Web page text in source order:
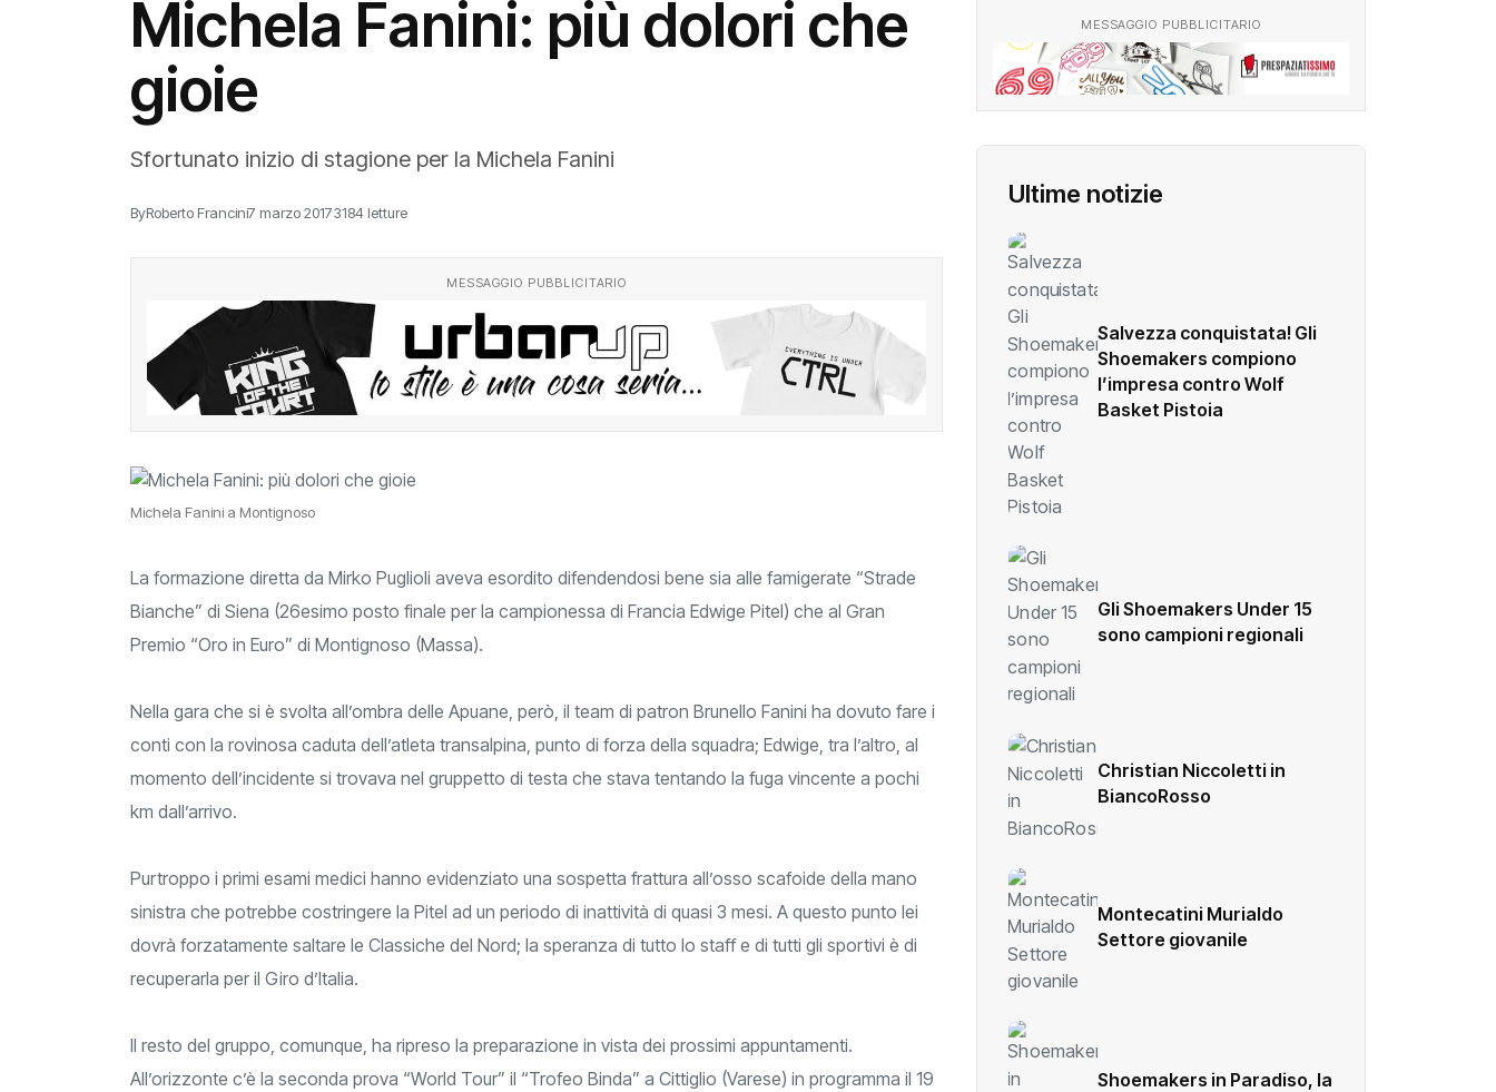
Michela Fanini: più dolori che
gioie
Sfortunato inizio di stagione per la Michela Fanini
ByRoberto Francini7 marzo 20173184 letture
MESSAGGIO PUBBLICITARIO
Michela Fanini a Montignoso
La formazione diretta da Mirko Puglioli aveva esordito difendendosi bene sia alle famigerate “Strade
Bianche” di Siena (26esimo posto finale per la campionessa di Francia Edwige Pitel) che al Gran
Premio “Oro in Euro” di Montignoso (Massa).
Nella gara che si è svolta all’ombra delle Apuane, però, il team di patron Brunello Fanini ha dovuto fare i
conti con la rovinosa caduta dell’atleta transalpina, punto di forza della squadra; Edwige, tra l’altro, al
momento dell’incidente si trovava nel gruppetto di testa che stava tentando la fuga vincente a pochi
km dall’arrivo.
Purtroppo i primi esami medici hanno evidenziato una sospetta frattura all’osso scafoide della mano
sinistra che potrebbe costringere la Pitel ad un periodo di inattività di quasi 3 mesi. A questo punto lei
dovrà forzatamente saltare le Classiche del Nord; la speranza di tutto lo staff e di tutti gli sportivi è di
recuperarla per il Giro d’Italia.
Il resto del gruppo, comunque, ha ripreso la preparazione in vista dei prossimi appuntamenti.
All’orizzonte c’è la seconda prova “World Tour” il “Trofeo Binda” a Cittiglio (Varese) in programma il 19
MESSAGGIO PUBBLICITARIO
Ultime notizie
Salvezza conquistata! Gli
Shoemakers compiono
l’impresa contro Wolf
Basket Pistoia
Gli Shoemakers Under 15
sono campioni regionali
Christian Niccoletti in
BiancoRosso
Montecatini Murialdo
Settore giovanile
Shoemakers in Paradiso, la